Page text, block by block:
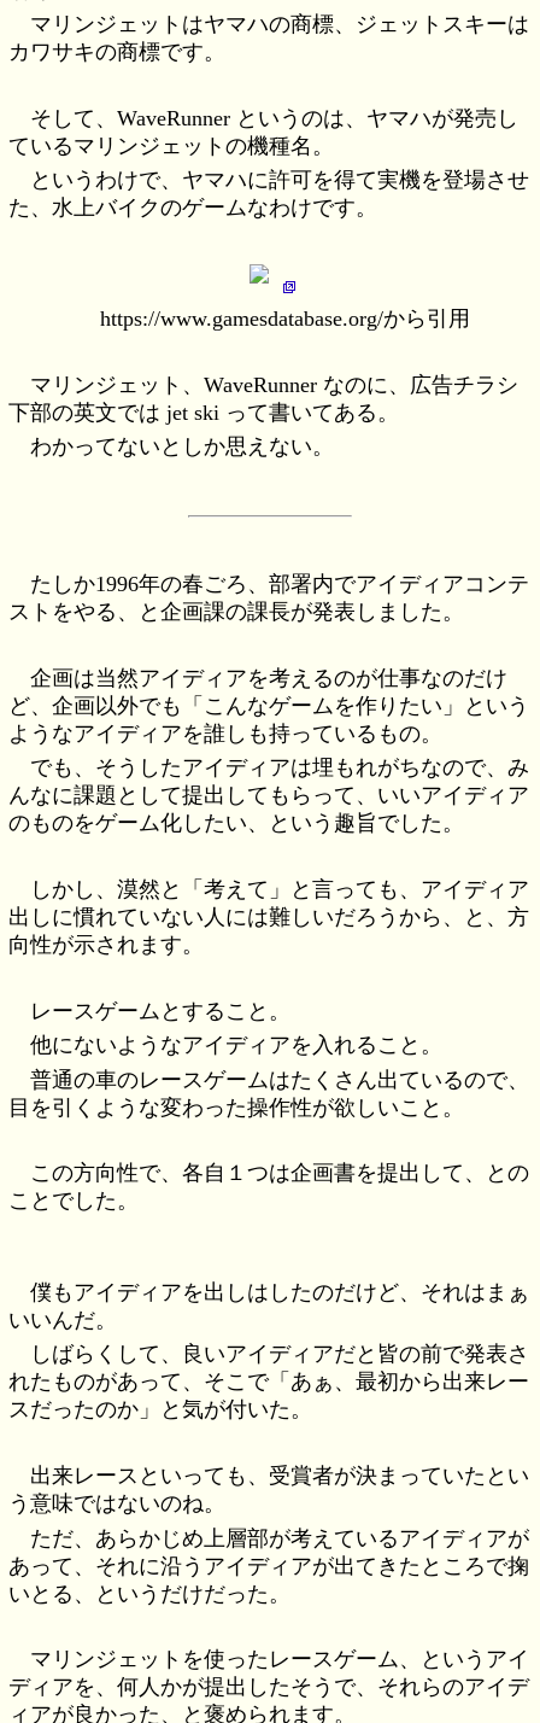
マリンジェットはヤマハの商標、ジェットスキーは
カワサキの商標です。
そして、WaveRunner というのは、ヤマハが発売し
ているマリンジェットの機種名。
というわけで、ヤマハに許可を得て実機を登場させ
た、水上バイクのゲームなわけです。
https://www.gamesdatabase.org/から引用
マリンジェット、WaveRunner なのに、広告チラシ
下部の英文では jet ski って書いてある。
わかってないとしか思えない。
たしか1996年の春ごろ、部署内でアイディアコンテ
ストをやる、と企画課の課長が発表しました。
企画は当然アイディアを考えるのが仕事なのだけ
ど、企画以外でも「こんなゲームを作りたい」という
ようなアイディアを誰しも持っているもの。
でも、そうしたアイディアは埋もれがちなので、み
んなに課題として提出してもらって、いいアイディア
のものをゲーム化したい、という趣旨でした。
しかし、漠然と「考えて」と言っても、アイディア
出しに慣れていない人には難しいだろうから、と、方
向性が示されます。
レースゲームとすること。
他にないようなアイディアを入れること。
普通の車のレースゲームはたくさん出ているので、
目を引くような変わった操作性が欲しいこと。
この方向性で、各自１つは企画書を提出して、との
ことでした。
僕もアイディアを出しはしたのだけど、それはまぁ
いいんだ。
しばらくして、良いアイディアだと皆の前で発表さ
れたものがあって、そこで「あぁ、最初から出来レー
スだったのか」と気が付いた。
出来レースといっても、受賞者が決まっていたとい
う意味ではないのね。
ただ、あらかじめ上層部が考えているアイディアが
あって、それに沿うアイディアが出てきたところで掬
いとる、というだけだった。
マリンジェットを使ったレースゲーム、というアイ
ディアを、何人かが提出したそうで、それらのアイデ
ィアが良かった、と褒められます。